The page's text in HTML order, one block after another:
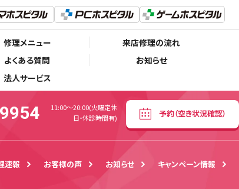
修理メニュー
来店修理の流れ
よくある質問
お知らせ
法人サービス
050-5530-9954
11:00～20:00(火曜定休日・休診時間有)
予約（空き状況確認）
11:00～20:00(火曜定休
日・休診時間有)
予約（空き状況確認）
速報 お客様の声 お知らせ キャンペーン情報